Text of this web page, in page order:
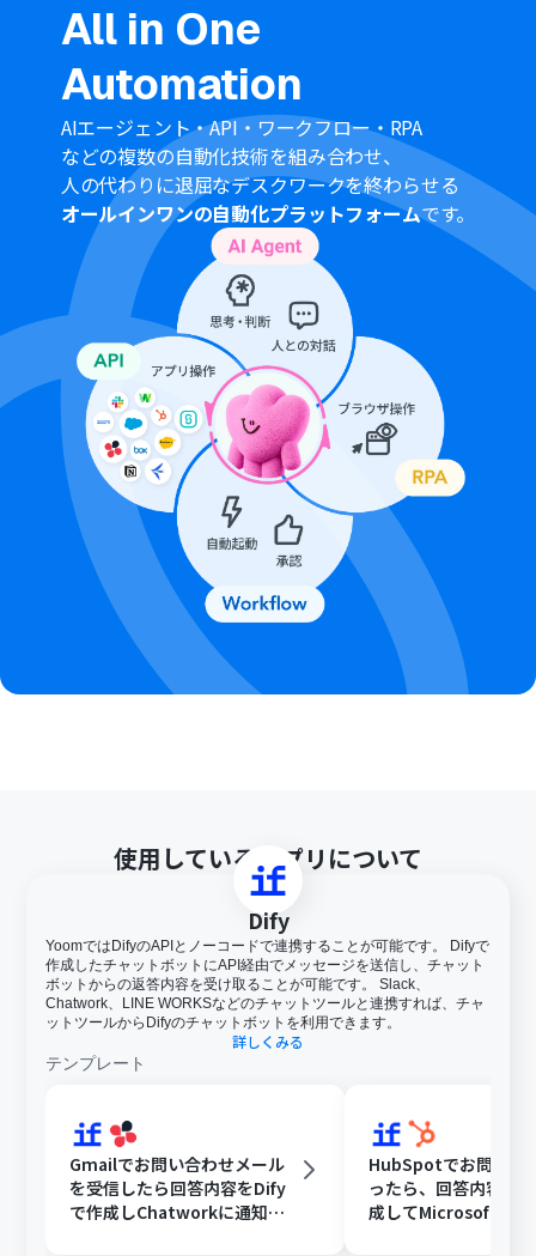
■注意事項
Dify、Microsoft TeamsのそれぞれとYoomを連携させて
ください。
Microsoft365（旧Office365）には、家庭向けプランと一
般法人向けプラン（Microsoft365 Business）があり、一
般法人向けプランに加入していない場合には認証に失敗
する可能性があります。
トリガーは5分、10分、15分、30分、60分の間隔で起動
間隔を選択できます。
プランによって最短の起動間隔が異なりますので、ご注意
ください。
Difyのマイアプリ連携方法は「
Difyマイアプリ登録方法と
連携するとできること」をご参照ください。
All in One
Automation
AIエージェント・API・ワークフロー・RPA
などの複数の自動化技術を組み合わせ、
人の代わりに退屈なデスクワークを終わらせる
オールインワンの自動化プラットフォームです。
使用しているアプリについて
Dify
YoomではDifyのAPIとノーコードで連携することが可能です。 Difyで
作成したチャットボットにAPI経由でメッセージを送信し、チャット
ボットからの返答内容を受け取ることが可能です。 Slack、
Chatwork、LINE WORKSなどのチャットツールと連携すれば、チャ
ットツールからDifyのチャットボットを利用できます。
詳しくみる
テンプレート
Gmailでお問い合わせメール
を受信したら回答内容をDify
で作成しChatworkに通知す
HubSpotでお問い合
ったら、回答内容を
成してMicrosoft